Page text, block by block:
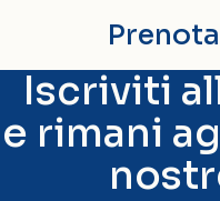
Iscriviti
e rimani